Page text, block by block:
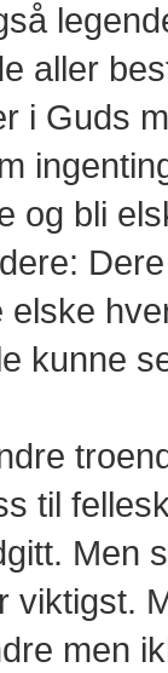
aller
i Guds
og bli
elske
kunne
til
Men
viktigst.
men